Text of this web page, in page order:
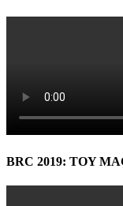
BRC 2019: TOY